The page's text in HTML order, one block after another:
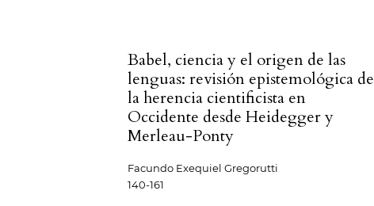
Babel, ciencia y el origen de las
lenguas: revisión epistemológica de
la herencia cientificista en
Occidente desde Heidegger y
Merleau-Ponty
Facundo Exequiel Gregorutti
140-161